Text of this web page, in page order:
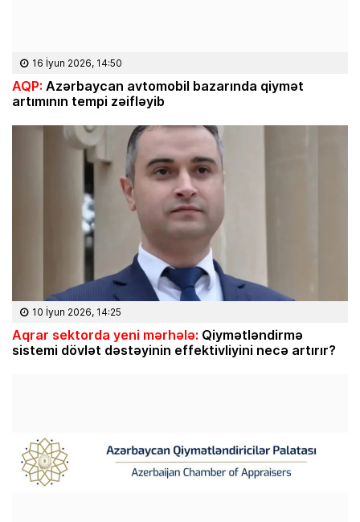
16 İyun 2026, 14:50
AQP: Azərbaycan avtomobil bazarında qiymət
artımının tempi zəifləyib
10 İyun 2026, 14:25
Aqrar sektorda yeni mərhələ: Qiymətləndirmə
sistemi dövlət dəstəyinin effektivliyini necə artırır?